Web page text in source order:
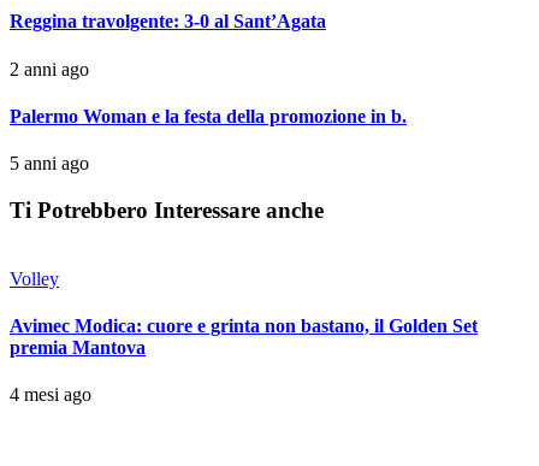
Reggina travolgente: 3-0 al Sant’Agata
2 anni ago
Palermo Woman e la festa della promozione in b.
5 anni ago
Ti Potrebbero Interessare anche
Volley
Avimec Modica: cuore e grinta non bastano, il Golden Set
premia Mantova
4 mesi ago